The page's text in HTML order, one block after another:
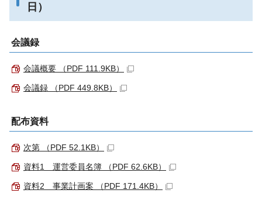
日）
会議録
会議概要 （PDF 111.9KB）
会議録 （PDF 449.8KB）
配布資料
次第 （PDF 52.1KB）
資料1＿運営委員名簿 （PDF 62.6KB）
資料2＿事業計画案 （PDF 171.4KB）